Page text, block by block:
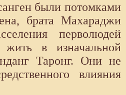
были потомками
брата Махараджи
перволюдей
жить в изначальной
Таронг. Они не
влияния